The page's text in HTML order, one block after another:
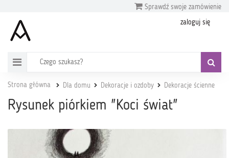
Sprawdź swoje zamówienie
zaloguj się
Strona główna Dla domu Dekoracje i ozdoby Dekoracje ścienne
Rysunek piórkiem "Koci świat"